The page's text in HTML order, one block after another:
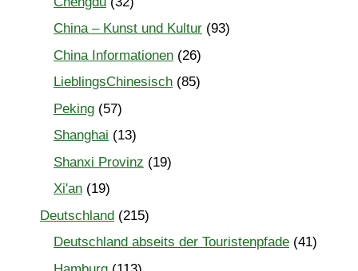
China – Kunst und Kultur (93)
China Informationen (26)
LieblingsChinesisch (85)
Peking (57)
Shanghai (13)
Shanxi Provinz (19)
Xi'an (19)
Deutschland (215)
Deutschland abseits der Touristenpfade (41)